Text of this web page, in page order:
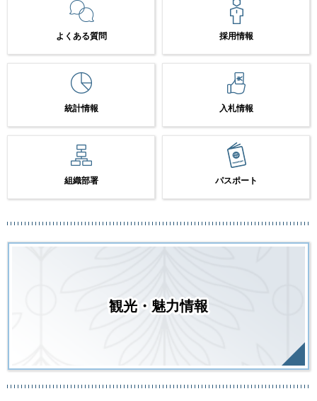
よくある質問 採用情報
統計情報 入札情報
組織部署 パスポート
観光・魅力情報